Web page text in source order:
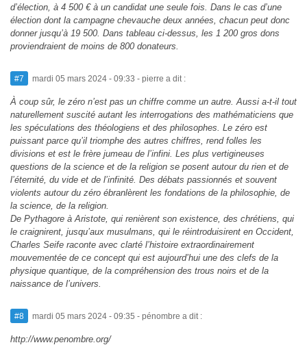
d’élection, à 4 500 € à un candidat une seule fois. Dans le cas d’une
élection dont la campagne chevauche deux années, chacun peut donc
donner jusqu’à 19 500. Dans tableau ci-dessus, les 1 200 gros dons
proviendraient de moins de 800 donateurs.
#7 mardi 05 mars 2024 - 09:33 - pierre a dit :
À coup sûr, le zéro n’est pas un chiffre comme un autre. Aussi a-t-il tout
naturellement suscité autant les interrogations des mathématiciens que
les spéculations des théologiens et des philosophes. Le zéro est
puissant parce qu’il triomphe des autres chiffres, rend folles les
divisions et est le frère jumeau de l’infini. Les plus vertigineuses
questions de la science et de la religion se posent autour du rien et de
l’éternité, du vide et de l’infinité. Des débats passionnés et souvent
violents autour du zéro ébranlèrent les fondations de la philosophie, de
la science, de la religion.
De Pythagore à Aristote, qui renièrent son existence, des chrétiens, qui
le craignirent, jusqu’aux musulmans, qui le réintroduisirent en Occident,
Charles Seife raconte avec clarté l’histoire extraordinairement
mouvementée de ce concept qui est aujourd’hui une des clefs de la
physique quantique, de la compréhension des trous noirs et de la
naissance de l’univers.
#8 mardi 05 mars 2024 - 09:35 - pénombre a dit :
http://www.penombre.org/